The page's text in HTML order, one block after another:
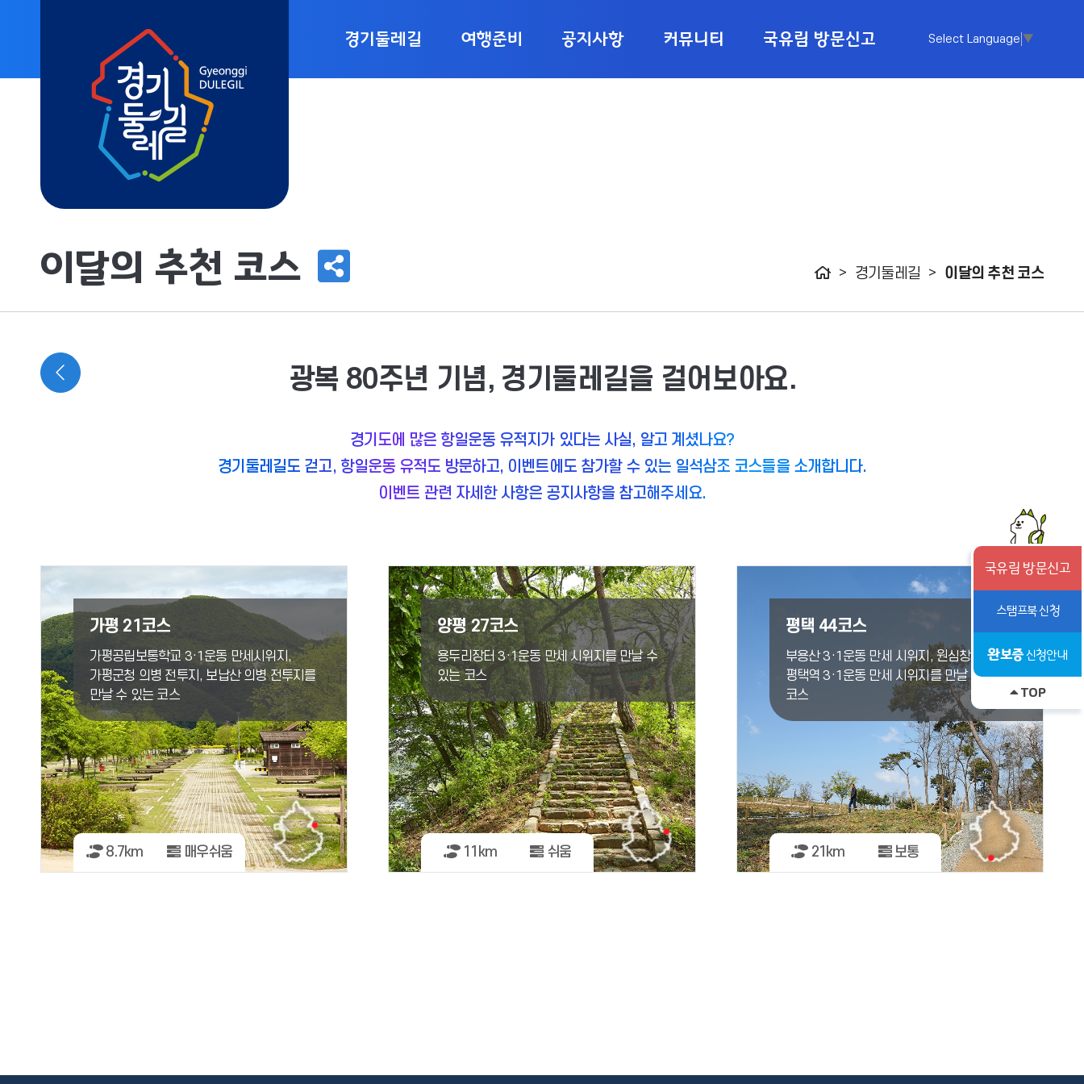
경기둘레길 여행준비 공지사항 커뮤니티 국유림 방문신고 Select Language ▼
이달의 추천 코스 홈 경기둘레길 이달의 추천 코스
광복 80주년 기념, 경기둘레길을 걸어보아요.
경기도에 많은 항일운동 유적지가 있다는 사실, 알고 계셨나요?
경기둘레길도 걷고, 항일운동 유적도 방문하고, 이벤트에도 참가할 수 있는 일석삼조 코스들을 소개합니다.
이벤트 관련 자세한 사항은 공지사항을 참고해주세요.
가평 21코스
가평공립보통학교 3·1운동 만세시위지,
가평군청 의병 전투지, 보납산 의병 전투지를
만날 수 있는 코스
8.7km 매우쉬움
양평 27코스
용두리장터 3·1운동 만세 시위지를 만날 수
있는 코스
11km 쉬움
평택 44코스
부용산 3·1운동 만세 시위지, 원심창 집터,
평택역 3·1운동 만세 시위지를 만날 수 있는
코스
21km 보통
국유림 방문신고
스탬프북 신청
완보증신청안내
TOP